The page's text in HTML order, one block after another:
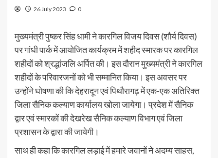
26 July 2023 0
मुख्यमंत्री पुष्कर सिंह धामी ने कारगिल विजय दिवस (शौर्य दिवस)
पर गांधी पार्क में आयोजित कार्यक्रम में शहीद स्मारक पर कारगिल
शहीदों को श्रद्धांजलि अर्पित की। इस दौरान मुख्यमंत्री ने कारगिल
शहीदों के परिवारजनों को भी सम्मानित किया। इस अवसर पर
उन्होंने घोषणा की कि देहरादून एवं पिथौरागढ़ में एक-एक अतिरिक्त
जिला सैनिक कल्याण कार्यालय खोला जायेगा। प्रदेश में सैनिक
द्वार एवं स्मारकों की देखरेख सैनिक कल्याण विभाग एवं जिला
प्रशासन के द्वारा की जायेगी।
साथ ही कहा कि कारगिल लड़ाई में हमारे जवानों ने अदम्य साहस,